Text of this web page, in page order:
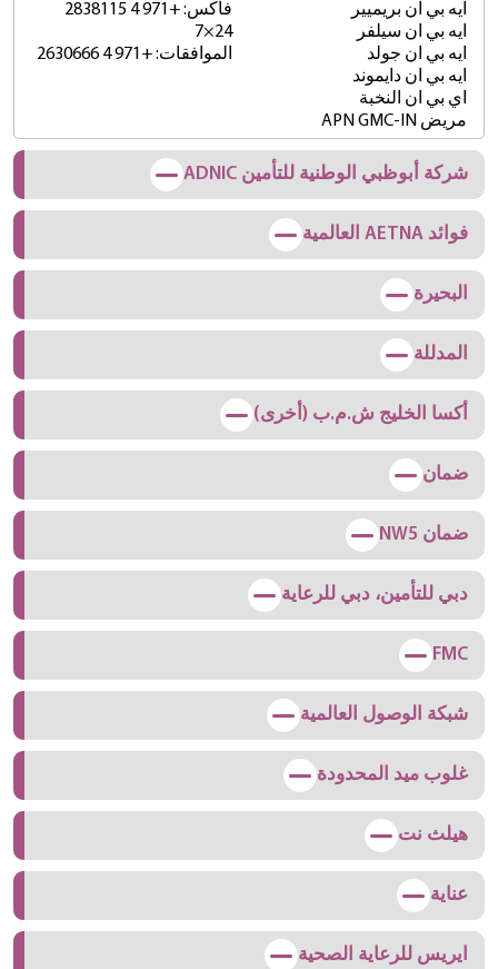
ايه بي ان بريميير
ايه بي ان سيلفر
ايه بي ان جولد
ايه بي ان دايموند
اي بي ان النخبة
مريض APN GMC-IN
فاكس: +971 4 2838115
24×7
الموافقات: +971 4 2630666
شركة أبوظبي الوطنية للتأمين ADNIC
فوائد AETNA العالمية
البحيرة
المدللة
أكسا الخليج ش.م.ب (أخرى)
ضمان
ضمان NW5
دبي للتأمين، دبي للرعاية
FMC
شبكة الوصول العالمية
غلوب ميد المحدودة
هيلث نت
عناية
ايريس للرعاية الصحية